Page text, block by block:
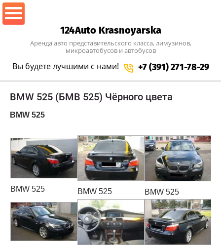
124Auto Krasnoyarska
Аренда авто представительского класса, лимузинов,
микроавтобусов и автобусов
Вы будете лучшими с нами! +7 (391) 271-78-29
BMW 525 (БМВ 525) Чёрного цвета
BMW 525
BMW 525 BMW 525 BMW 525